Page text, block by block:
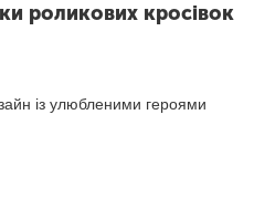
роликових кросівок
із улюбленими героями